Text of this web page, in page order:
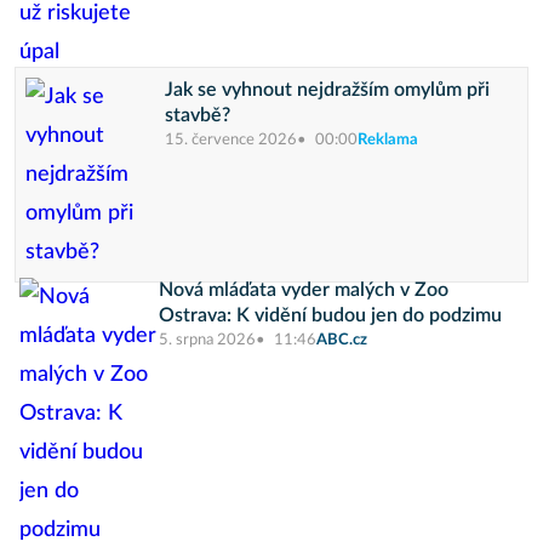
Jak se vyhnout nejdražším omylům při
stavbě?
15. července 2026 00:00 Reklama
Nová mláďata vyder malých v Zoo
Ostrava: K vidění budou jen do podzimu
5. srpna 2026 11:46ABC.cz